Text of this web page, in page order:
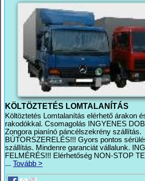
KÖLTÖZTETÉS LOMTALANÍTÁS
Költöztetés Lomtalanítás elérhető árakon
rakodókkal. Csomagolás INGYENES
Zongora pianínó páncélszekrény szállítás.
BÚTORSZERELÉS!!! Gyors pontos
szállítás. Mindenre garanciát vállalunk.
FELMÉRÉS!!! Elérhetőség NON-STOP
... Tovább >